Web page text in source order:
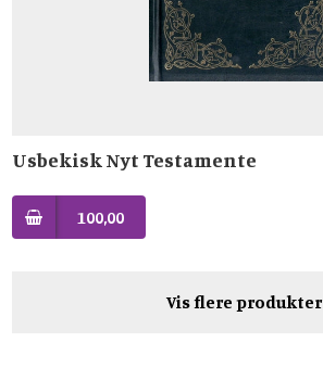
Usbekisk Nyt Testamente
100,00
Vis flere produkter